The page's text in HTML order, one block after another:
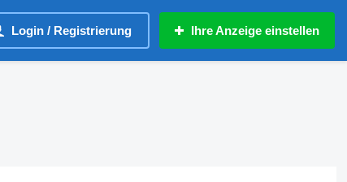
Login / Registrierung Ihre Anzeige einstellen